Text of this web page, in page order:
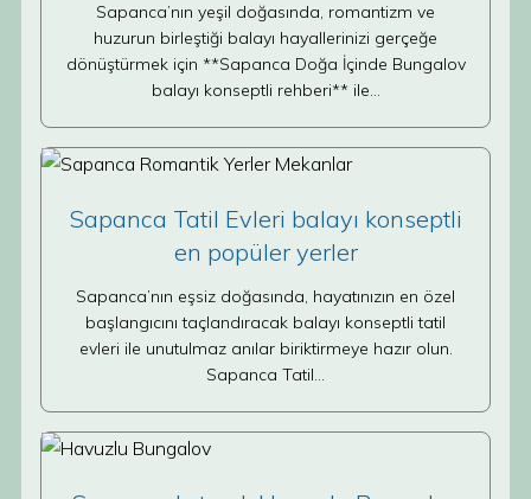
Sapanca’nın yeşil doğasında, romantizm ve
huzurun birleştiği balayı hayallerinizi gerçeğe
dönüştürmek için **Sapanca Doğa İçinde Bungalov
balayı konseptli rehberi** ile…
Sapanca Tatil Evleri balayı konseptli
en popüler yerler
Sapanca’nın eşsiz doğasında, hayatınızın en özel
başlangıcını taçlandıracak balayı konseptli tatil
evleri ile unutulmaz anılar biriktirmeye hazır olun.
Sapanca Tatil…